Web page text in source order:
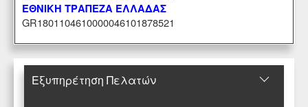
ΕΘΝΙΚΗ ΤΡΑΠΕΖΑ ΕΛΛΑΔΑΣ
GR1801104610000046101878521
Εξυπηρέτηση Πελατών